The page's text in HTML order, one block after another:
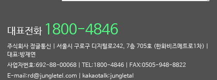
대표전화 1800-4846
주식회사 정글통신 | 서울시 구로구 디지털로242, 7층 705호 (한화비즈메트로1차) |
대표:방재연
사업자번호:692-88-00068 | TEL:1800-4846 | FAX:0505-948-8822
E-mail:rd@jungletel.com | kakaotalk:jungletal